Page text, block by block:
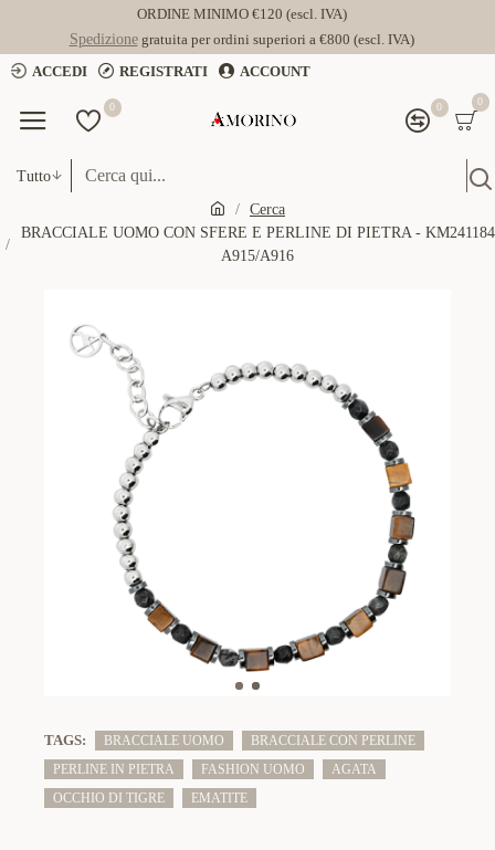
ORDINE MINIMO €120 (escl. IVA)
Spedizionegratuita per ordini superiori a €800 (escl. IVA)
ACCEDI
REGISTRATI ACCOUNT
0 0 0
Tutto
Cerca
BRACCIALE UOMO CON SFERE E PERLINE DI PIETRA - KM241184
A915/A916
TAGS: BRACCIALE UOMO
BRACCIALE CON PERLINE
PERLINE IN PIETRA
FASHION UOMO
AGATA
OCCHIO DI TIGRE
EMATITE